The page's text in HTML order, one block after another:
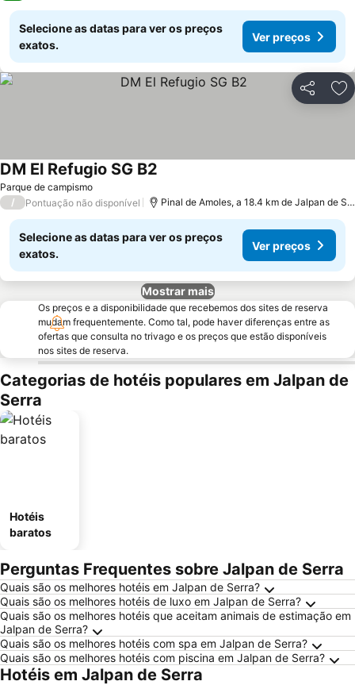
Selecione as datas para ver os preços
exatos.
Ver preços
Partilhar
Parque de campismo
DM El Refugio SG B2
/ Pontuação não disponível Pinal de Amoles, a 18.4 km de Jalpan de
Selecione as datas para ver os preços
exatos.
Ver preços
Mostrar mais
Os preços e a disponibilidade que recebemos dos sites de reserva
mudam frequentemente. Como tal, pode haver diferenças entre as
ofertas que consulta no trivago e os preços que estão disponíveis
nos sites de reserva.
Categorias de hotéis populares em Jalpan de
Serra
Hotéis
baratos
Perguntas Frequentes sobre Jalpan de Serra
Quais são os melhores hotéis em Jalpan de Serra?
Quais são os melhores hotéis de luxo em Jalpan de Serra?
Quais são os melhores hotéis que aceitam animais de estimação em
Jalpan de Serra?
Quais são os melhores hotéis com spa em Jalpan de Serra?
Quais são os melhores hotéis com piscina em Jalpan de Serra?
Hotéis em Jalpan de Serra